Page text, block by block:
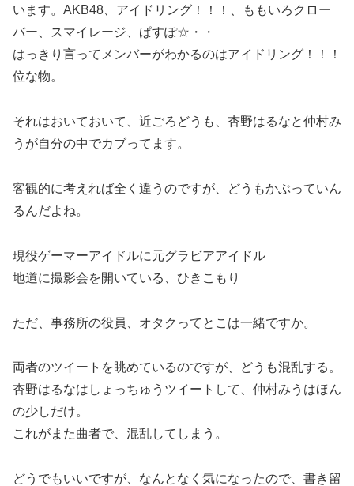
います。AKB48、アイドリング！！！、ももいろクロー
バー、スマイレージ、ぱすぽ☆・・
はっきり言ってメンバーがわかるのはアイドリング！！！
位な物。
それはおいておいて、近ごろどうも、杏野はるなと仲村み
うが自分の中でカブってます。
客観的に考えれば全く違うのですが、どうもかぶっていん
るんだよね。
現役ゲーマーアイドルに元グラビアアイドル
地道に撮影会を開いている、ひきこもり
ただ、事務所の役員、オタクってとこは一緒ですか。
両者のツイートを眺めているのですが、どうも混乱する。
杏野はるなはしょっちゅうツイートして、仲村みうはほん
の少しだけ。
これがまた曲者で、混乱してしまう。
どうでもいいですが、なんとなく気になったので、書き留